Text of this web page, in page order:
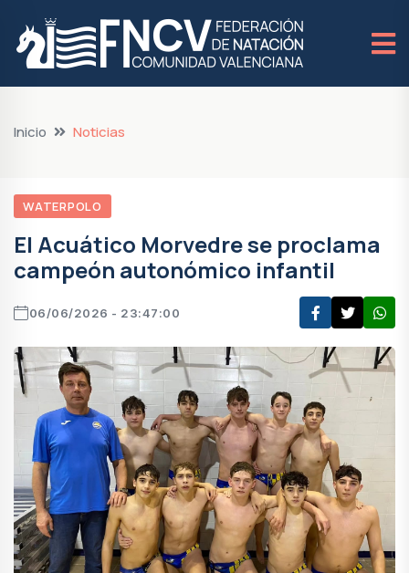
Inicio Noticias
WATERPOLO
El Acuático Morvedre se proclama
campeón autonómico infantil
06/06/2026 - 23:47:00